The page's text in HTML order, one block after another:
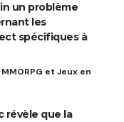
un problème
les
spécifiques à
et Jeux en
révèle que la